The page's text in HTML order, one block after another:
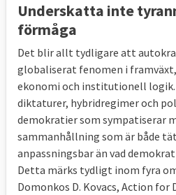
Underskatta inte
förmåga
Det blir allt tydligare att
globaliserat fenomen i
ekonomi och institutionell
diktaturer, hybridregimer och
demokratier som sympatiserar
sammanhållning som är både
anpassningsbar än vad
Detta märks tydligt inom fyra
Domonkos D. Kovacs, Action for